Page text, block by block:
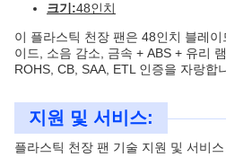
크기:48인치
이 플라스틱 천장 팬은 48인치 블레
이드, 소음 감소, 금속 + ABS + 유리
ROHS, CB, SAA, ETL 인증을 자랑합
지원 및 서비스:
플라스틱 천장 팬 기술 지원 및 서비스